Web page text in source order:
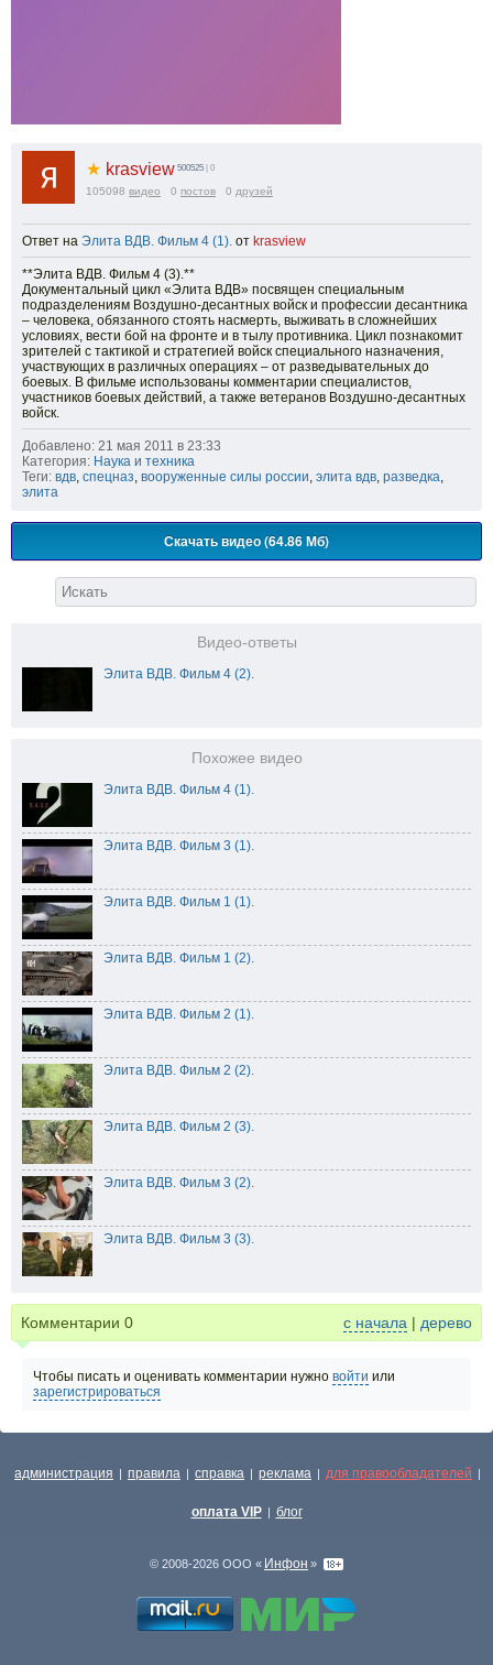
★ krasview 500525 | 0
105098 видео 0 постов 0 друзей
Ответ на Элита ВДВ. Фильм 4 (1). от krasview
**Элита ВДВ. Фильм 4 (3).**
Документальный цикл «Элита ВДВ» посвящен специальным
подразделениям Воздушно-десантных войск и профессии десантника
– человека, обязанного стоять насмерть, выживать в сложнейших
условиях, вести бой на фронте и в тылу противника. Цикл познакомит
зрителей с тактикой и стратегией войск специального назначения,
участвующих в различных операциях – от разведывательных до
боевых. В фильме использованы комментарии специалистов,
участников боевых действий, а также ветеранов Воздушно-десантных
войск.
Добавлено: 21 мая 2011 в 23:33
Категория: Наука и техника
Теги: вдв, спецназ, вооруженные силы россии, элита вдв, разведка,
элита
Скачать видео (64.86 Мб)
Видео-ответы
Элита ВДВ. Фильм 4 (2).
Похожее видео
Элита ВДВ. Фильм 4 (1).
Элита ВДВ. Фильм 3 (1).
Элита ВДВ. Фильм 1 (1).
Элита ВДВ. Фильм 1 (2).
Элита ВДВ. Фильм 2 (1).
Элита ВДВ. Фильм 2 (2).
Элита ВДВ. Фильм 2 (3).
Элита ВДВ. Фильм 3 (2).
Элита ВДВ. Фильм 3 (3).
Комментарии 0 с начала | дерево
Чтобы писать и оценивать комментарии нужно войти или
зарегистрироваться
администрация | правила | справка | реклама | для правообладателей |
оплата VIP | блог
© 2008-2026 ООО « Инфон »